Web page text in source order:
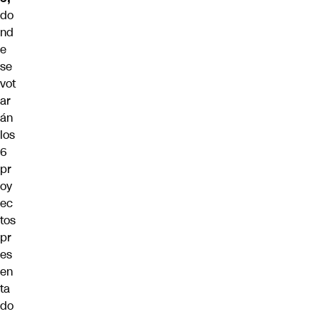
do
nd
e
se
vot
ar
án
los
6
pr
oy
ec
tos
pr
es
en
ta
do